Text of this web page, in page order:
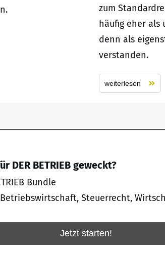
zum
häufig eher
denn als
verstanden.
weiterlesen
DER BETRIEB geweckt?
Bundle
Steuerrecht,
Jetzt starten!